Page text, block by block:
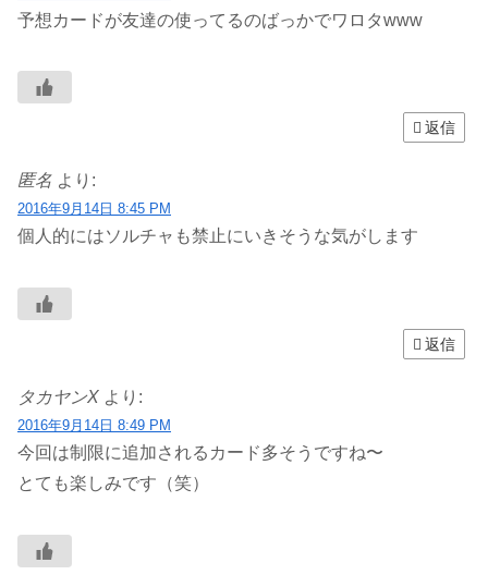
予想カードが友達の使ってるのばっかでワロタwww
返信
匿名 より:
2016年9月14日 8:45 PM
個人的にはソルチャも禁止にいきそうな気がします
返信
タカヤンX より:
2016年9月14日 8:49 PM
今回は制限に追加されるカード多そうですね〜
とても楽しみです（笑）